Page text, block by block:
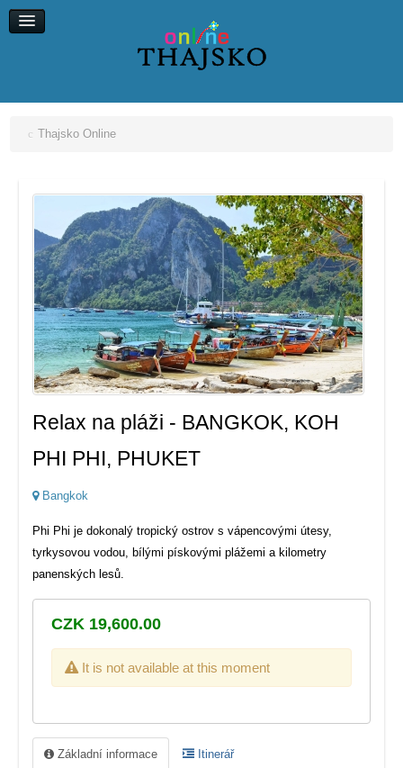
Thajsko Online
Relax na pláži - BANGKOK, KOH
PHI PHI, PHUKET
Bangkok
Phi Phi je dokonalý tropický ostrov s vápencovými útesy,
tyrkysovou vodou, bílými pískovými plážemi a kilometry
panenských lesů.
CZK 19,600.00
It is not available at this moment
Základní informace Itinerář